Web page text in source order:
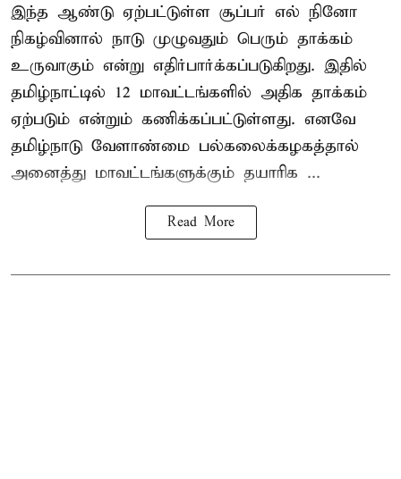
இந்த ஆண்டு ஏற்பட்டுள்ள சூப்பர் எல் நினோ
நிகழ்வினால் நாடு முழுவதும் பெரும் தாக்கம்
உருவாகும் என்று எதிர்பார்க்கப்படுகிறது. இதில்
தமிழ்நாட்டில் 12 மாவட்டங்களில் அதிக தாக்கம்
ஏற்படும் என்றும் கணிக்கப்பட்டுள்ளது. எனவே
தமிழ்நாடு வேளாண்மை பல்கலைக்கழகத்தால்
அனைத்து மாவட்டங்களுக்கும் தயாரிக ...
Read More